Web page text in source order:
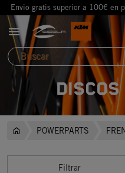
Envio gratis superior a 100€ en

DISCOS
POWERPARTS
Filtrar